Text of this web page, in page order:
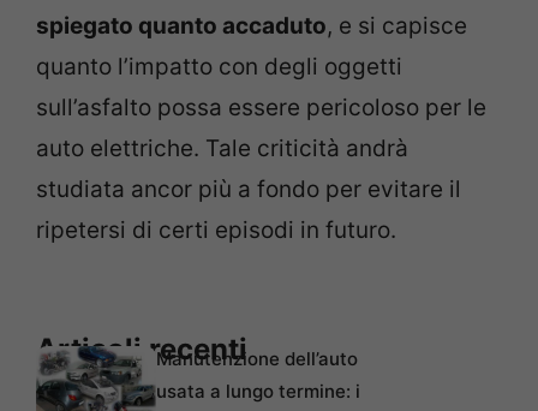
spiegato quanto accaduto, e si capisce
quanto l’impatto con degli oggetti
sull’asfalto possa essere pericoloso per le
auto elettriche. Tale criticità andrà
studiata ancor più a fondo per evitare il
ripetersi di certi episodi in futuro.
Articoli recentiManutenzione dell’auto
usata a lungo termine: i